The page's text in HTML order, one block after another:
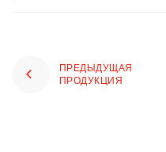
ПРЕДЫДУЩАЯ
ПРОДУКЦИЯ